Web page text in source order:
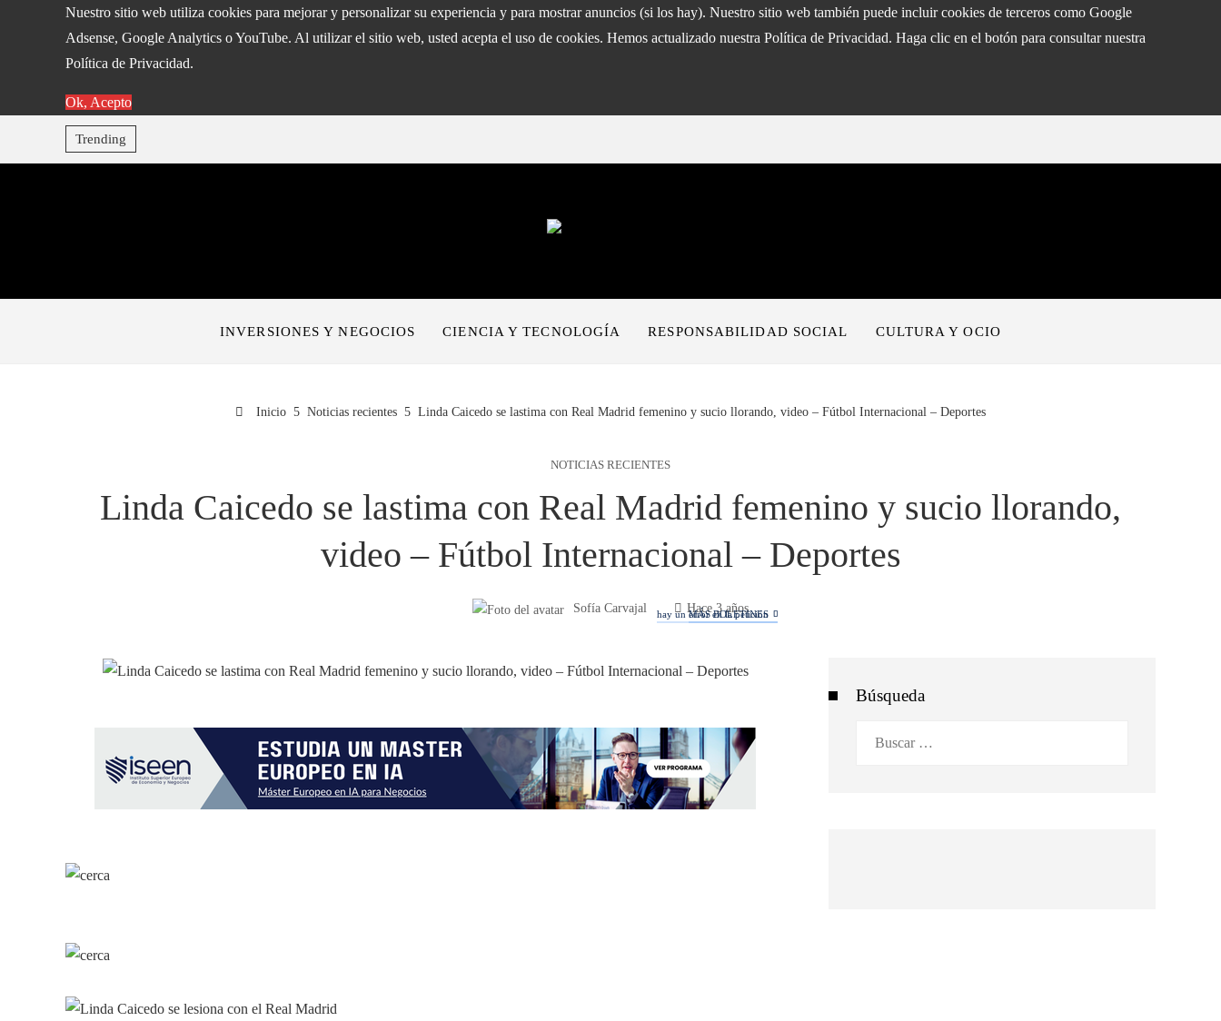
Nuestro sitio web utiliza cookies para mejorar y personalizar su experiencia y para mostrar anuncios (si los hay). Nuestro sitio web también puede incluir cookies de terceros como Google
Adsense, Google Analytics o YouTube. Al utilizar el sitio web, usted acepta el uso de cookies. Hemos actualizado nuestra Política de Privacidad. Haga clic en el botón para consultar nuestra
Política de Privacidad.
Ok, Acepto
Trending
INVERSIONES Y NEGOCIOS CIENCIA Y TECNOLOGÍA RESPONSABILIDAD SOCIAL CULTURA Y OCIO
Inicio Noticias recientes Linda Caicedo se lastima con Real Madrid femenino y sucio llorando, video – Fútbol Internacional – Deportes
NOTICIAS RECIENTES
Linda Caicedo se lastima con Real Madrid femenino y sucio llorando,
video – Fútbol Internacional – Deportes
Sofía Carvajal Hace 3 años
MÁS BOLETINES
hay un error en la petición
Búsqueda